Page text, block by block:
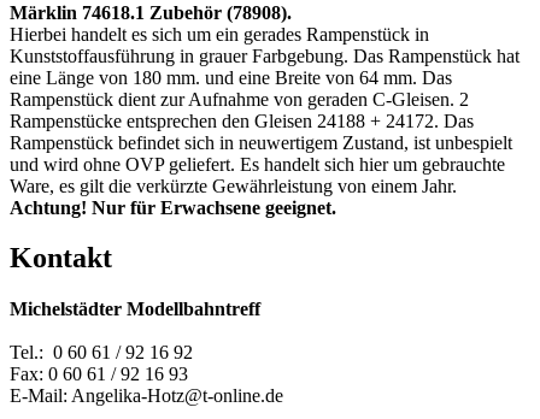
Märklin 74618.1 Zubehör (78908).
Hierbei handelt es sich um ein gerades Rampenstück in
Kunststoffausführung in grauer Farbgebung. Das Rampenstück hat
eine Länge von 180 mm. und eine Breite von 64 mm. Das
Rampenstück dient zur Aufnahme von geraden C-Gleisen. 2
Rampenstücke entsprechen den Gleisen 24188 + 24172. Das
Rampenstück befindet sich in neuwertigem Zustand, ist unbespielt
und wird ohne OVP geliefert. Es handelt sich hier um gebrauchte
Ware, es gilt die verkürzte Gewährleistung von einem Jahr.
Achtung! Nur für Erwachsene geeignet.
Kontakt
Michelstädter Modellbahntreff
Tel.: 0 60 61 / 92 16 92
Fax: 0 60 61 / 92 16 93
E-Mail: Angelika-Hotz@t-online.de